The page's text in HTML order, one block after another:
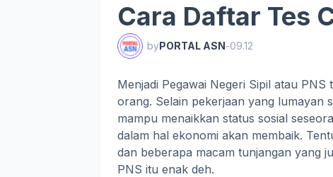
Cara Daftar Tes
byPORTAL ASN-09.12
Menjadi Pegawai Negeri Sipil atau
orang. Selain pekerjaan yang lumayan
mampu menaikkan status sosial
dalam hal ekonomi akan membaik.
dan beberapa macam tunjangan yang
PNS itu enak deh.